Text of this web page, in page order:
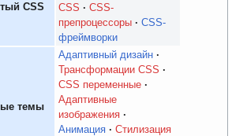
CSS
CSS
CSS-
препроцессоры
CSS-
фреймворки
темы
Адаптивный дизайн
Трансформации CSS
CSS переменные
Адаптивные
изображения
Анимация
Стилизация